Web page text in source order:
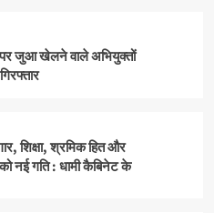
पर जुआ खेलने वाले अभियुक्तों
शिक्षा, श्रमिक हित और
नई गति : धामी कैबिनेट के